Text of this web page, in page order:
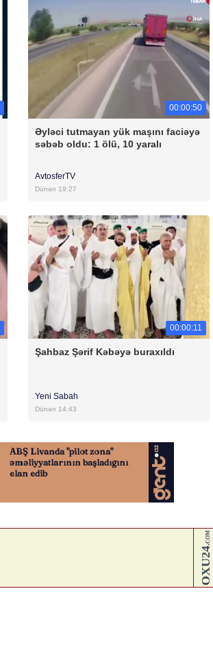
00:00:50
Əyləci tutmayan yük maşını faciəyə
səbəb oldu: 1 ölü, 10 yaralı
AvtosferTV
Dünən 19:27
00:00:11
Şahbaz Şərif Kəbəyə buraxıldı
Yeni Sabah
Dünən 14:43